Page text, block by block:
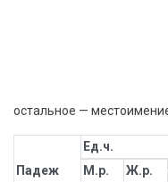
остальное —
Падеж
Ед.ч.
М.р. Ж.р.